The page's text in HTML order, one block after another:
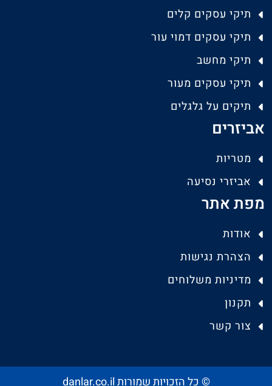
תיקי עסקים קלים
תיקי עסקים דמוי עור
תיקי מחשב
תיקי עסקים מעור
תיקים על גלגלים
אביזרים
מטריות
אביזרי נסיעה
מפת אתר
אודות
הצהרת נגישות
מדיניות משלוחים
תקנון
צור קשר
© כל הזכויות שמורות danlar.co.il